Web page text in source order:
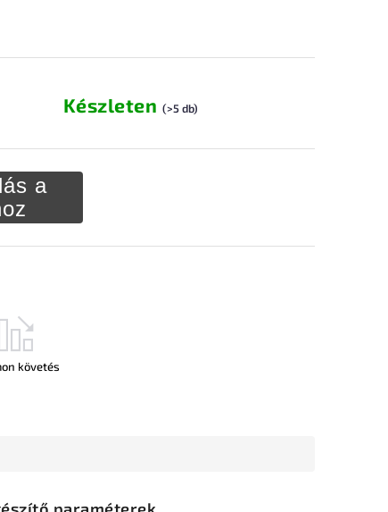
Készleten (>5 db)
a
követés